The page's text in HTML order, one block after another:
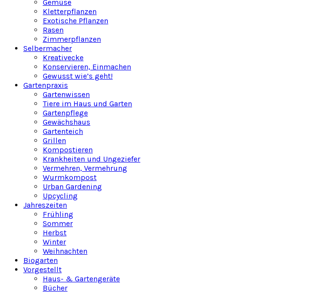
Gemüse
Kletterpflanzen
Exotische Pflanzen
Rasen
Zimmerpflanzen
Selbermacher
Kreativecke
Konservieren, Einmachen
Gewusst wie’s geht!
Gartenpraxis
Gartenwissen
Tiere im Haus und Garten
Gartenpflege
Gewächshaus
Gartenteich
Grillen
Kompostieren
Krankheiten und Ungeziefer
Vermehren, Vermehrung
Wurmkompost
Urban Gardening
Upcycling
Jahreszeiten
Frühling
Sommer
Herbst
Winter
Weihnachten
Biogarten
Vorgestellt
Haus- & Gartengeräte
Bücher